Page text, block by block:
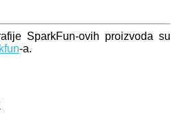
SparkFun-ovih proizvoda su
-a.